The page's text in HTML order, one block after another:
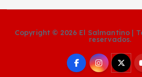
Copyright © 2026 El Salmantino |
reservados.